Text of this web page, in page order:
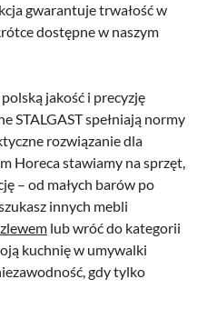
gwarantuje trwałość w
dostępne w naszym
jakość i precyzję
STALGAST spełniają normy
rozwiązanie dla
Horeca stawiamy na sprzęt,
– od małych barów po
innych mebli
lub wróć do kategorii
kuchnię w umywalki
gdy tylko